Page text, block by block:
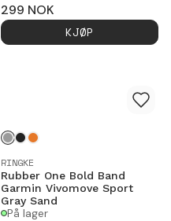
299 NOK
KJØP
RINGKE
Rubber One Bold Band
Garmin Vivomove Sport
Gray Sand
På lager